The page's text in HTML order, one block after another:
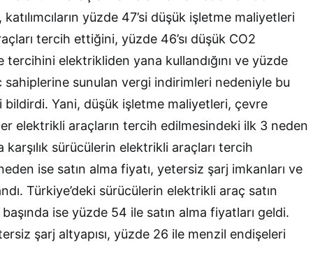
katılımcıların yüzde 47’si düşük işletme maliyetleri
tercih ettiğini, yüzde 46’sı düşük CO2
tercihini elektrikliden yana kullandığını ve yüzde
sahiplerine sunulan vergi indirimleri nedeniyle bu
bildirdi. Yani, düşük işletme maliyetleri, çevre
elektrikli araçların tercih edilmesindeki ilk 3 neden
karşılık sürücülerin elektrikli araçları tercih
ise satın alma fiyatı, yetersiz şarj imkanları ve
Türkiye’deki sürücülerin elektrikli araç satın
ise yüzde 54 ile satın alma fiyatları geldi.
şarj altyapısı, yüzde 26 ile menzil endişeleri